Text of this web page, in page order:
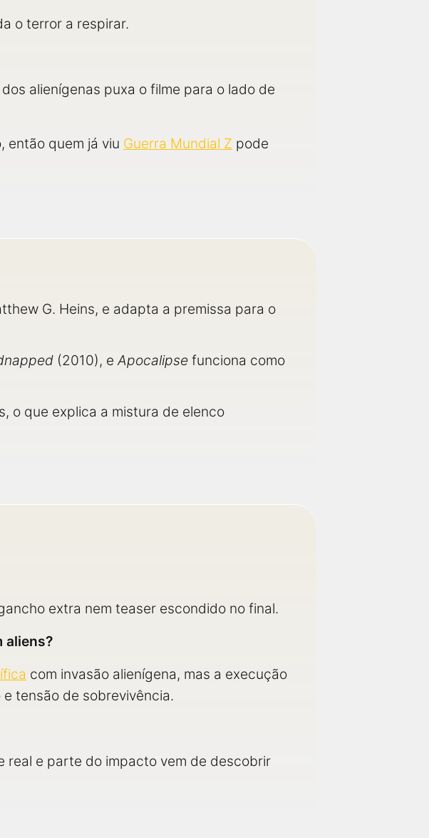
o terror a respirar.
alienígenas puxa o filme para o lado de
então quem já viu Guerra Mundial Z pode
G. Heins, e adapta a premissa para o
(2010), eApocalipse funciona como
o que explica a mistura de elenco
extra nem teaser escondido no final.
aliens?
com invasão alienígena, mas a execução
tensão de sobrevivência.
real e parte do impacto vem de descobrir